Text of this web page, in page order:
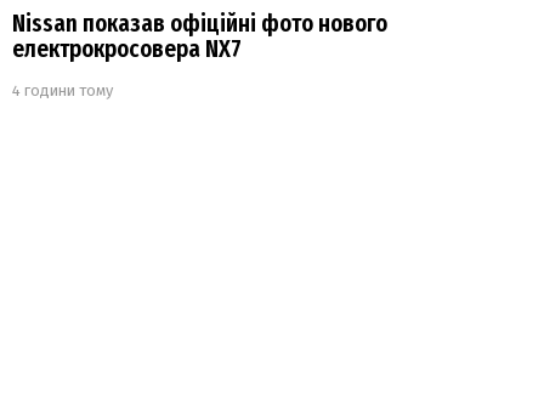
Nissan показав офіційні фото нового
електрокросовера NX7
4 години тому